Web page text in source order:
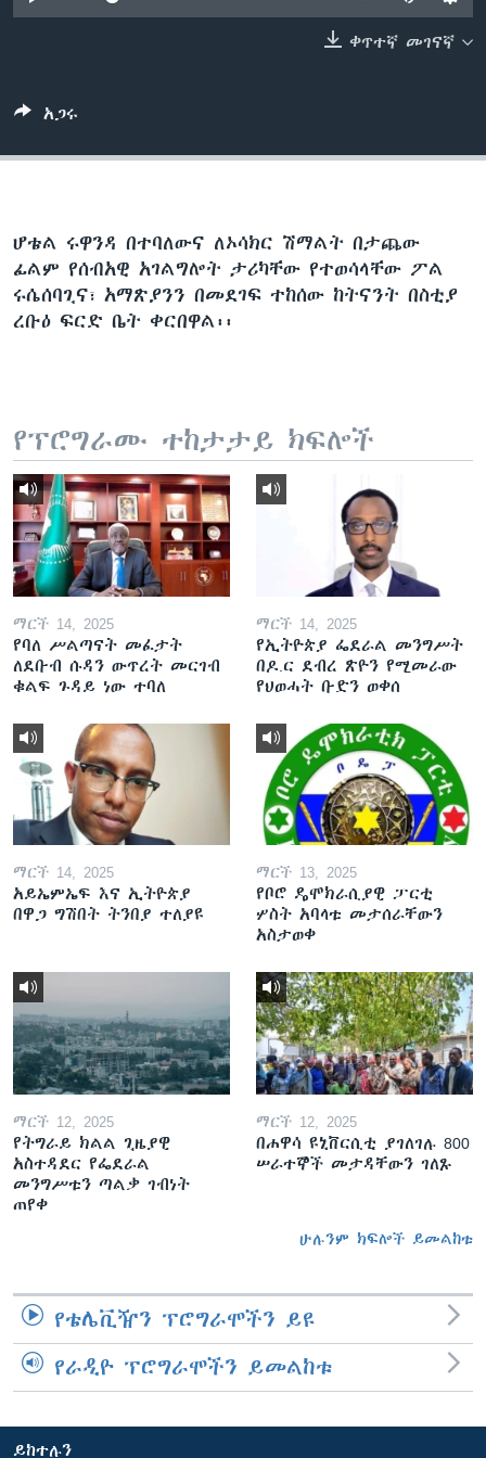
ቀጥተኛ መገናኛ
አጋሩ
ሆቴል ሩዋንዳ በተባለውና ለኦሳክር ሽማልት በታጨው
ፊልም የሰብአዊ አገልግሎት ታሪካቸው የተወሳላቸው ፖል
ሩሴሰባጊና፣ አማጽያንን በመደገፍ ተከሰው ከትናንት በስቲያ
ረቡዕ ፍርድ ቤት ቀርበዋል፡፡
የፕሮግራሙ ተከታታይ ክፍሎች
ማርች 14, 2025
የባለ ሥልጣናት መፈታት
ለደቡብ ሱዳን ውጥረት መርገብ
ቁልፍ ጉዳይ ነው ተባለ
ማርች 14, 2025
የኢትዮጵያ ፌደራል መንግሥት
በዶ.ር ደብረ ጽዮን የሚመራው
የህወሓት ቡድን ወቀሰ
ማርች 14, 2025
አይኤምኤፍ እና ኢትዮጵያ
በዋጋ ግሽበት ትንበያ ተለያዩ
ማርች 13, 2025
የቦሮ ዴሞክራሲያዊ ፓርቲ
ሦስት አባላቱ መታሰራቸውን
አስታወቀ
ማርች 12, 2025
የትግራይ ክልል ጊዜያዊ
አስተዳደር የፌደራል
መንግሥቱን ጣልቃ ገብነት
ጠየቀ
ማርች 12, 2025
በሐዋሳ ዩኒቨርሲቲ ያገለገሉ 800
ሠራተኞች መታዳቸውን ገለጹ
ሁሉንም ክፍሎች ይመልከቱ
የቴሌቪዥን ፕሮግራሞችን ይዩ
የራዲዮ ፕሮግራሞችን ይመልከቱ
ይከተሉን